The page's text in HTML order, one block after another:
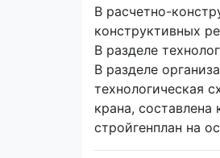
В расчетно-
конструктивных
В разделе
В разделе
технологическая
крана,
стройгенплан на